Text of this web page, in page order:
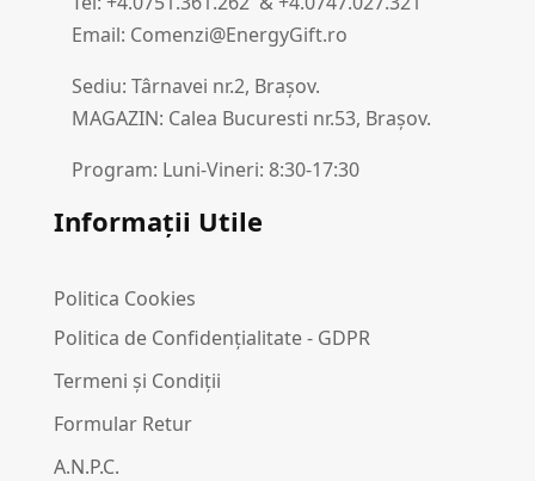
Email: Comenzi@EnergyGift.ro
Sediu: Târnavei nr.2, Brașov.
MAGAZIN: Calea Bucuresti nr.53, Brașov.
Program: Luni-Vineri: 8:30-17:30
Informații Utile
Politica Cookies
Politica de Confidențialitate - GDPR
Termeni și Condiții
Formular Retur
A.N.P.C.